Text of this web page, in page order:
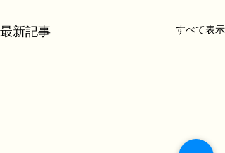
最新記事 すべて表示